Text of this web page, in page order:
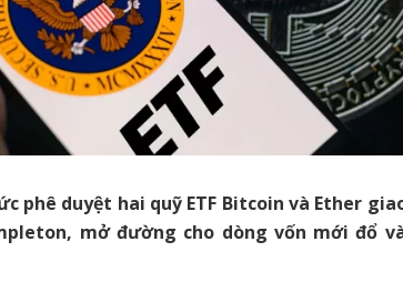
phê duyệt hai quỹ ETF Bitcoin và Ether
mở đường cho dòng vốn mới đổ